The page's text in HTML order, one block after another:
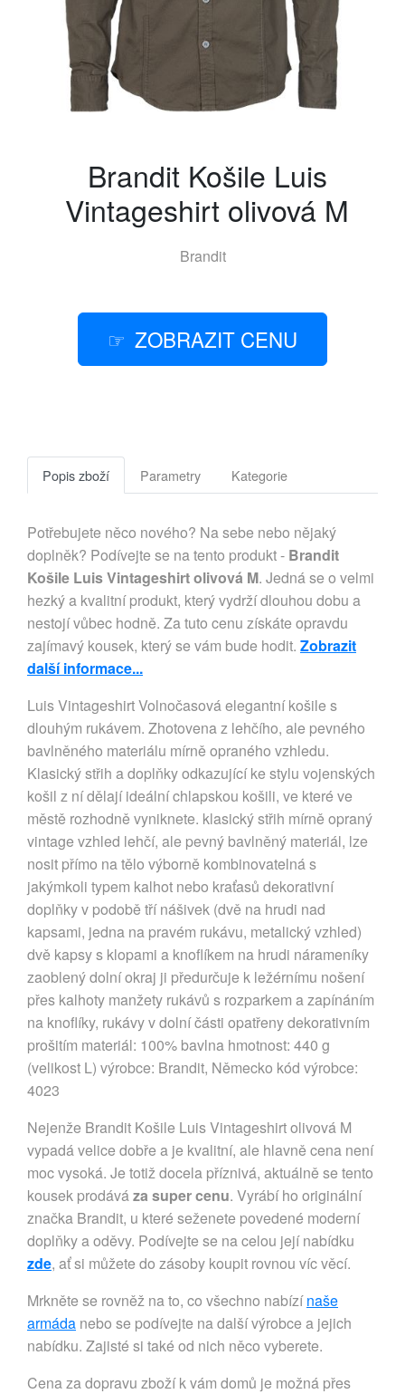
Brandit Košile Luis
Vintageshirt olivová M
Brandit
ZOBRAZIT CENU
Popis zboží Parametry Kategorie
Potřebujete něco nového? Na sebe nebo nějaký
doplněk? Podívejte se na tento produkt - Brandit
Košile Luis Vintageshirt olivová M. Jedná se o velmi
hezký a kvalitní produkt, který vydrží dlouhou dobu a
nestojí vůbec hodně. Za tuto cenu získáte opravdu
zajímavý kousek, který se vám bude hodit. Zobrazit
další informace...
Luis Vintageshirt Volnočasová elegantní košile s
dlouhým rukávem. Zhotovena z lehčího, ale pevného
bavlněného materiálu mírně opraného vzhledu.
Klasický střih a doplňky odkazující ke stylu vojenských
košil z ní dělají ideální chlapskou košili, ve které ve
městě rozhodně vyniknete. klasický střih mírně opraný
vintage vzhled lehčí, ale pevný bavlněný materiál, lze
nosit přímo na tělo výborně kombinovatelná s
jakýmkoli typem kalhot nebo kraťasů dekorativní
doplňky v podobě tří nášivek (dvě na hrudi nad
kapsami, jedna na pravém rukávu, metalický vzhled)
dvě kapsy s klopami a knoflíkem na hrudi nárameníky
zaoblený dolní okraj ji předurčuje k ležérnímu nošení
přes kalhoty manžety rukávů s rozparkem a zapínáním
na knoflíky, rukávy v dolní části opatřeny dekorativním
prošitím materiál: 100% bavlna hmotnost: 440 g
(velikost L) výrobce: Brandit, Německo kód výrobce:
4023
Nejenže Brandit Košile Luis Vintageshirt olivová M
vypadá velice dobře a je kvalitní, ale hlavně cena není
moc vysoká. Je totiž docela příznivá, aktuálně se tento
kousek prodáváza super cenu. Vyrábí ho originální
značka Brandit, u které seženete povedené moderní
doplňky a oděvy. Podívejte se na celou její nabídku
zde, ať si můžete do zásoby koupit rovnou víc věcí.
Mrkněte se rovněž na to, co všechno nabízínaše
armáda nebo se podívejte na další výrobce a jejich
nabídku. Zajisté si také od nich něco vyberete.
Cena za dopravu zboží k vám domů je možná přes